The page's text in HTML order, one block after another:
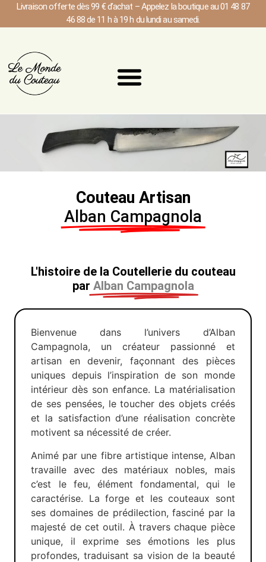
Livraison offerte dès 99 € d’achat – Appelez la boutique au 01 48 87
46 88 de 11 h à 19 h du lundi au samedi.
Couteau Artisan
Alban Campagnola
L'histoire de la Coutellerie du couteau
par Alban Campagnola
Bienvenue dans l’univers d’Alban
Campagnola, un créateur passionné et
artisan en devenir, façonnant des pièces
uniques depuis l’inspiration de son monde
intérieur dès son enfance. La matérialisation
de ses pensées, le toucher des objets créés
et la satisfaction d’une réalisation concrète
motivent sa nécessité de créer.
Animé par une fibre artistique intense, Alban
travaille avec des matériaux nobles, mais
c’est le feu, élément fondamental, qui le
caractérise. La forge et les couteaux sont
ses domaines de prédilection, fasciné par la
majesté de cet outil. À travers chaque pièce
unique, il exprime ses émotions les plus
profondes, traduisant sa vision de la beauté